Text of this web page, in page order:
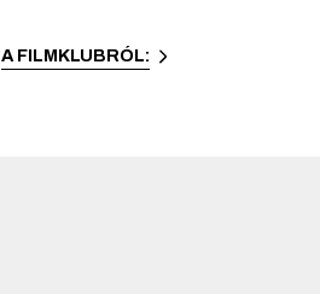
A FILMKLUBRÓL: